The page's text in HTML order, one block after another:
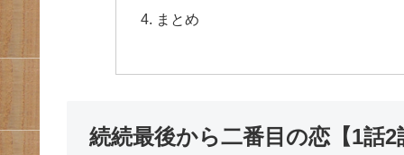
まとめ
続続最後から二番目の恋【1話